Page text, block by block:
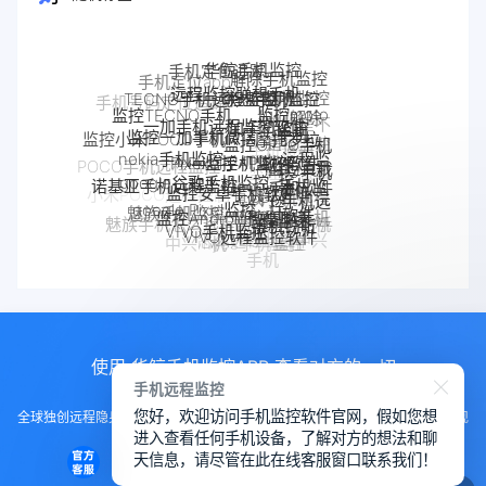
解除手机监控
监听
手机被监控
如何解除
手机是不
是被监控
了
手机被别人
监控了怎么
解除
如何解除
手机被监
控
手机反
监控
苹果手机怎么监控另
一台手机
监控iPhone微信聊天
iPhone监控软件
iPhone苹果手机监控
小米POCO远程控制
POCO手机远程监控
监控小米POCO手机
监控TECNO手机
TECNO手机远程监控
远程监控联想手机
联想手机监控
监控moto
手机
摩托罗拉
moto远程监
控
监控真我
手机软件
真我手机远程
监控别人手机
realme手机
监控
怎么远程监控中兴
手机
中兴myos手机监控
魅族手机怎么远程监控另一台手
机
魅族手机监控
诺基亚手机远程监控
nokia手机监控
监控一加手机微信
一加手机远程监控软件
一加手机监控
监控OPPO手机
软件
OPPO手机
定位
OPPO手机远
程监控
手机窃听
VIVO远程监控软件
VIVO手机监控
google Pixel监控
google谷歌手机监控
Pixel监控APP
Pixel手机监控软件
google手机监
控
Android软件
监控Android微信聊天
监控安卓手机软件
使用 华鲸手机监控APP 查看对方的一切
全球独创远程隐身运行监控手机，不用经过对方同意安装，100%不让对方发现
知道
手机远程监控
您好，欢迎访问手机监控软件官网，假如您想
进入查看任何手机设备，了解对方的想法和聊
天信息，请尽管在此在线客服窗口联系我们！